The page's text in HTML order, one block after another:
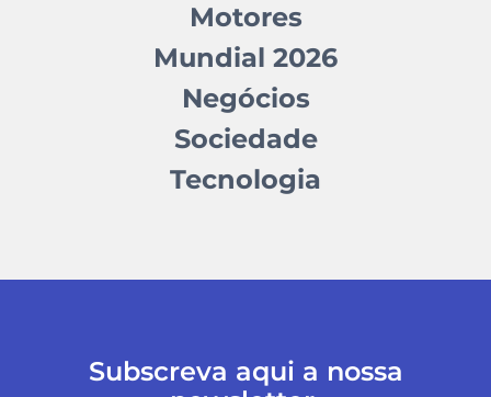
Motores
Mundial 2026
Negócios
Sociedade
Tecnologia
Subscreva aqui a nossa